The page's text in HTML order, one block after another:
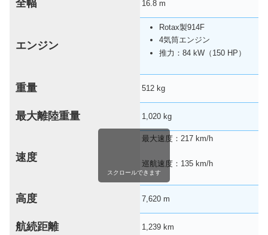
全幅 16.8 m
エンジン
Rotax製914F
4気筒エンジン
推力：84 kW（150 HP）
重量 512 kg
最大離陸重量 1,020 kg
速度
最大速度：217 km/h
巡航速度：135 km/h
高度 7,620 m
航続距離 1,239 km
スクロールできます